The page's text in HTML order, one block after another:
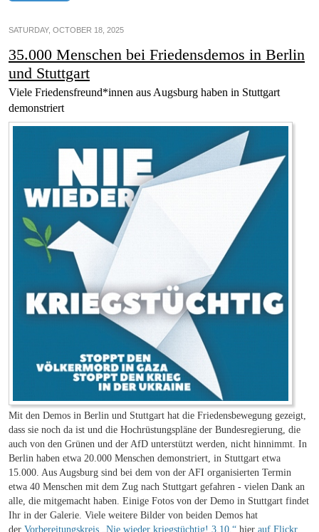
SATURDAY, OCTOBER 18, 2025
35.000 Menschen bei Friedensdemos in Berlin
und Stuttgart
Viele Friedensfreund*innen aus Augsburg haben in Stuttgart
demonstriert
Mit den Demos in Berlin und Stuttgart hat die Friedensbewegung gezeigt,
dass sie noch da ist und die Hochrüstungspläne der Bundesregierung, die
auch von den Grünen und der AfD unterstützt werden, nicht hinnimmt. In
Berlin haben etwa 20.000 Menschen demonstriert, in Stuttgart etwa
15.000. Aus Augsburg sind bei dem von der AFI organisierten Termin
etwa 40 Menschen mit dem Zug nach Stuttgart gefahren - vielen Dank an
alle, die mitgemacht haben. Einige Fotos von der Demo in Stuttgart findet
Ihr in der Galerie. Viele weitere Bilder von beiden Demos hat
der Vorbereitungskreis „Nie wieder kriegstüchtig! 3.10.“ hier auf Flickr